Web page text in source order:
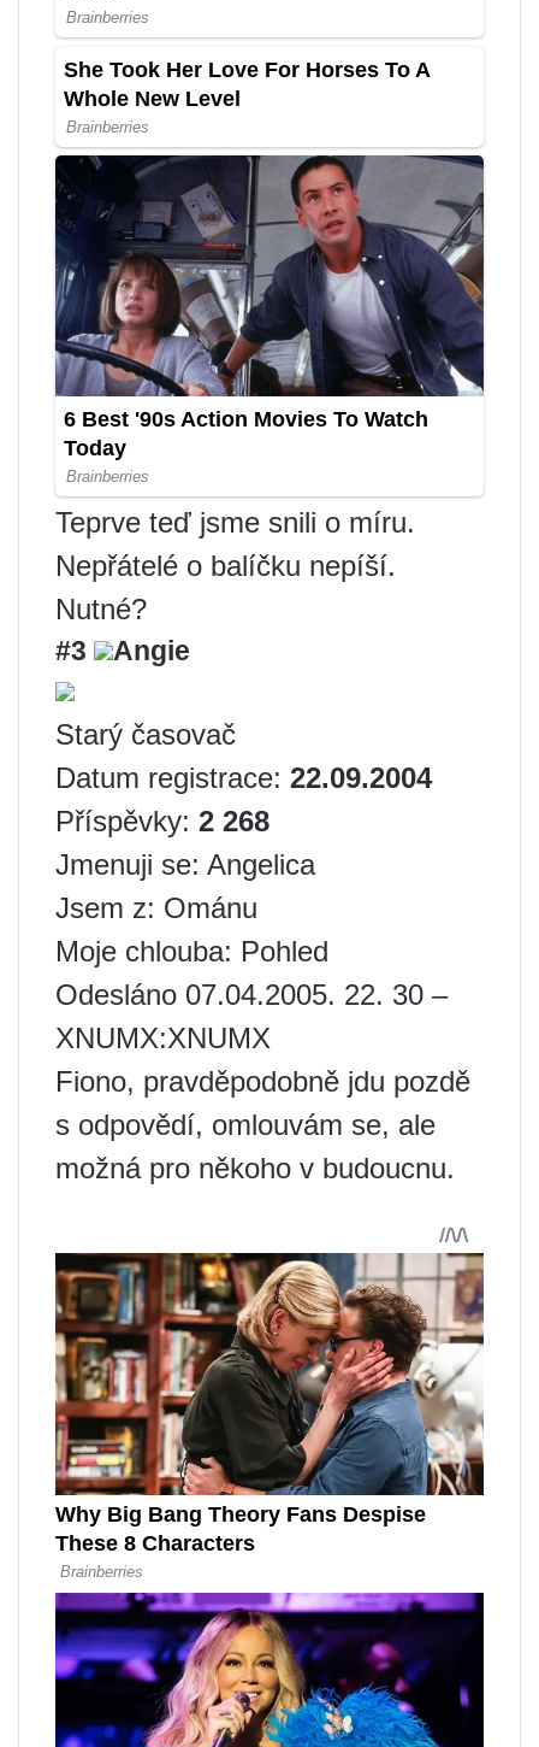
Teprve teď jsme snili o míru.
Nepřátelé o balíčku nepíší.
Nutné?
#3 Angie
Starý časovač
Datum registrace: 22.09.2004
Příspěvky: 2 268
Jmenuji se: Angelica
Jsem z: Ománu
Moje chlouba: Pohled
Odesláno 07.04.2005. 22. 30 –
XNUMX:XNUMX
Fiono, pravděpodobně jdu pozdě
s odpovědí, omlouvám se, ale
možná pro někoho v budoucnu.